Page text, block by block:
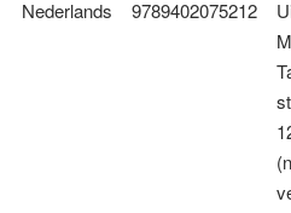
Nederlands 9789402075212